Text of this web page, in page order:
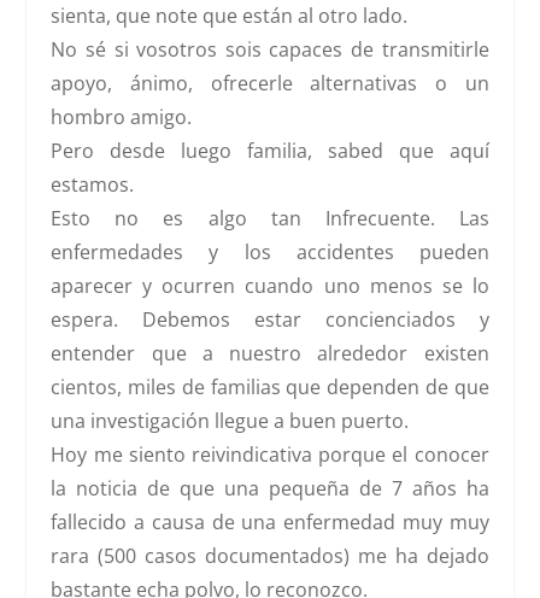
sienta, que note que están al otro lado.
No sé si vosotros sois capaces de transmitirle
apoyo, ánimo, ofrecerle alternativas o un
hombro amigo.
Pero desde luego familia, sabed que aquí
estamos.
Esto no es algo tan Infrecuente. Las
enfermedades y los accidentes pueden
aparecer y ocurren cuando uno menos se lo
espera. Debemos estar concienciados y
entender que a nuestro alrededor existen
cientos, miles de familias que dependen de que
una investigación llegue a buen puerto.
Hoy me siento reivindicativa porque el conocer
la noticia de que una pequeña de 7 años ha
fallecido a causa de una enfermedad muy muy
rara (500 casos documentados) me ha dejado
bastante echa polvo, lo reconozco.